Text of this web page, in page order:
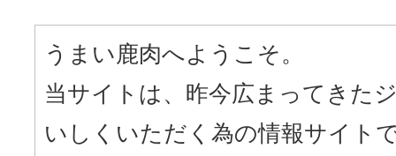
うまい鹿肉へようこそ。
当サイトは、昨今広まってきた
いしくいただく為の情報サイト